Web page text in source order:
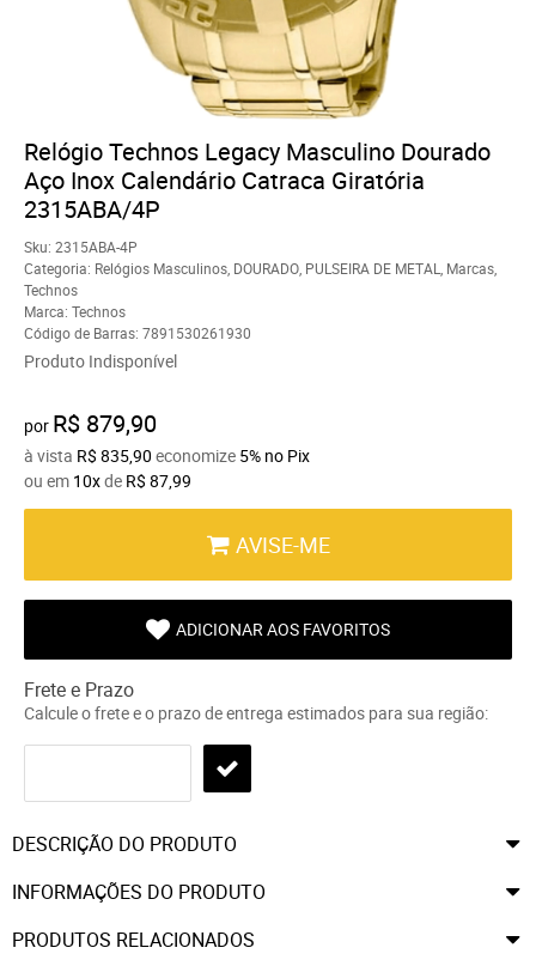
Relógio Technos Legacy Masculino Dourado
Aço Inox Calendário Catraca Giratória
2315ABA/4P
Sku: 2315ABA-4P
Categoria: Relógios Masculinos DOURADO PULSEIRA DE METAL Marcas
Technos
Marca: Technos
Código de Barras: 7891530261930
Produto Indisponível
por R$ 879,90
à vista R$ 835,90 economize 5% no Pix
ou em 10xde R$ 87,99
AVISE-ME
ADICIONAR AOS FAVORITOS
Frete e Prazo
Calcule o frete e o prazo de entrega estimados para sua região:
DESCRIÇÃO DO PRODUTO
INFORMAÇÕES DO PRODUTO
PRODUTOS RELACIONADOS